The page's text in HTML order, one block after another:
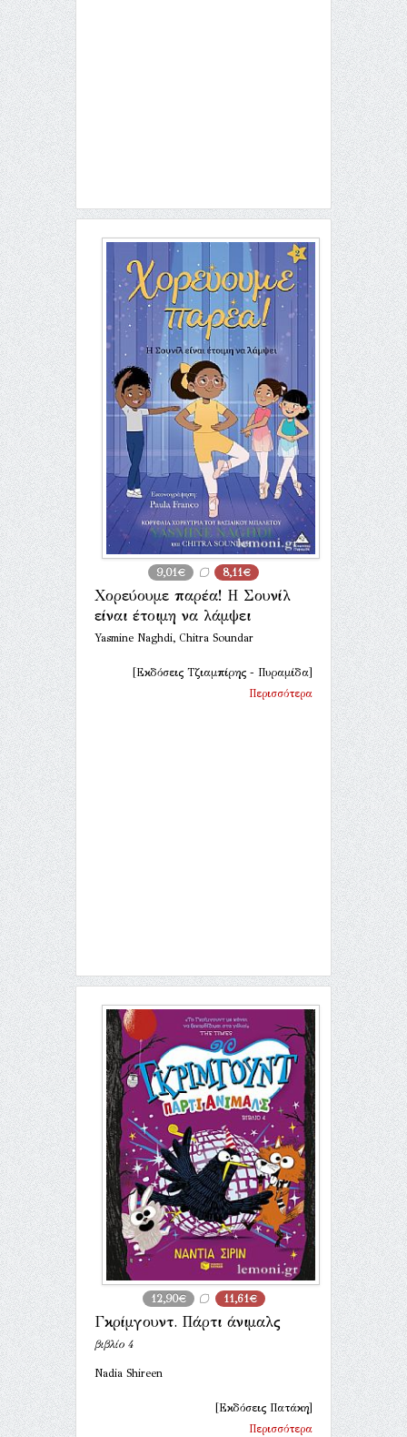
9,01€ 8,11€
Χορεύουμε παρέα! Η Σουνίλ
είναι έτοιμη να λάμψει
Yasmine Naghdi, Chitra Soundar
[Εκδόσεις Τζιαμπίρης - Πυραμίδα]
Περισσότερα
12,90€ 11,61€
Γκρίμγουντ. Πάρτι άνιμαλς
βιβλίο 4
Nadia Shireen
[Εκδόσεις Πατάκη]
Περισσότερα